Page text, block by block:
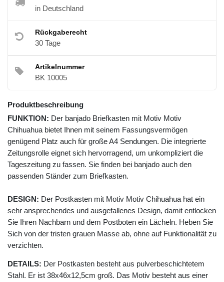
in Deutschland
Rückgaberecht
30 Tage
Artikelnummer
BK 10005
Produktbeschreibung
FUNKTION: Der banjado Briefkasten mit Motiv Motiv
Chihuahua bietet Ihnen mit seinem Fassungsvermögen
genügend Platz auch für große A4 Sendungen. Die integrierte
Zeitungsrolle eignet sich hervorragend, um unkompliziert die
Tageszeitung zu fassen. Sie finden bei banjado auch den
passenden Ständer zum Briefkasten.
DESIGN: Der Postkasten mit Motiv Motiv Chihuahua hat ein
sehr ansprechendes und ausgefallenes Design, damit entlocken
Sie Ihren Nachbarn und dem Postboten ein Lächeln. Heben Sie
Sich von der tristen grauen Masse ab, ohne auf Funktionalität zu
verzichten.
DETAILS: Der Postkasten besteht aus pulverbeschichtetem
Stahl. Er ist 38x46x12,5cm groß. Das Motiv besteht aus einer